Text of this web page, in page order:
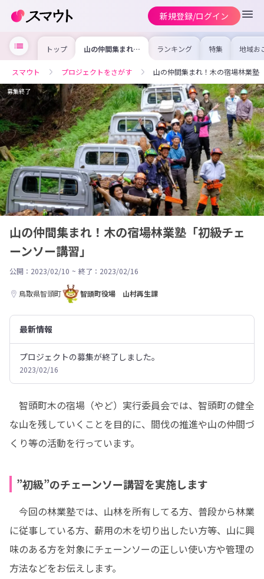
新規登録/ログイン
トップ 山の仲間集まれ！
木の宿場林業塾
ー講習」
ランキング 特集 地域お
の求
を集め
事内容
を比較
合った
けよう
スマウト プロジェクトをさがす 山の仲間集まれ！木の宿場林業塾
募集終了
山の仲間集まれ！木の宿場林業塾「初級チェ
ーンソー講習」
公開：2023/02/10 ~ 終了：2023/02/16
鳥取県智頭町 智頭町役場 山村再生課
最新情報
プロジェクトの募集が終了しました。
2023/02/16
智頭町木の宿場（やど）実行委員会では、智頭町の健全
な山を残していくことを目的に、間伐の推進や山の仲間づ
くり等の活動を行っています。
”初級”のチェーンソー講習を実施します
今回の林業塾では、山林を所有してる方、普段から林業
に従事している方、薪用の木を切り出したい方等、山に興
味のある方を対象にチェーンソーの正しい使い方や管理の
方法などをお伝えします。